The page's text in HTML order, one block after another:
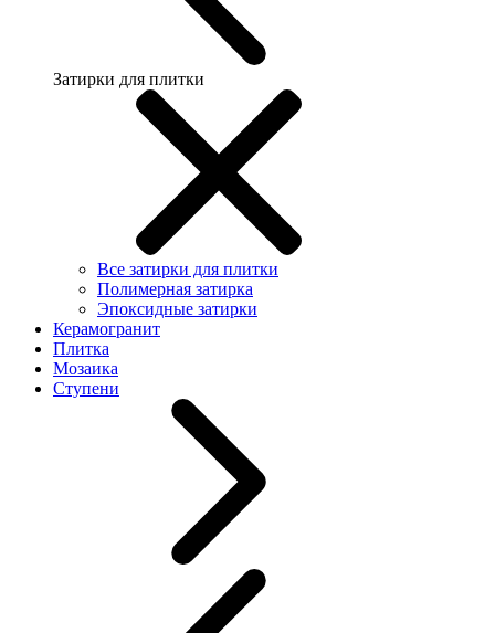
Затирки для плитки
Все затирки для плитки
Полимерная затирка
Эпоксидные затирки
Керамогранит
Плитка
Мозаика
Ступени